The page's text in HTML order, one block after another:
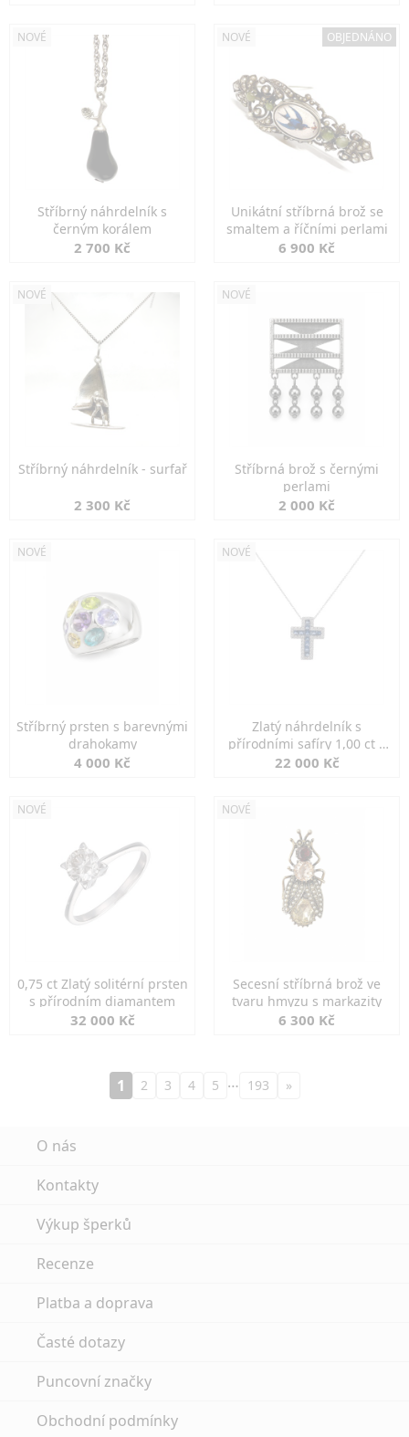
NOVÉ
Stříbrný náhrdelník s
černým korálem
2 700 Kč
NOVÉ OBJEDNÁNO
Unikátní stříbrná brož se
smaltem a říčními perlami
6 900 Kč
NOVÉ
Stříbrný náhrdelník - surfař
2 300 Kč
NOVÉ
Stříbrná brož s černými
perlami
2 000 Kč
NOVÉ
Stříbrný prsten s barevnými
drahokamy
4 000 Kč
NOVÉ
Zlatý náhrdelník s
přírodními safíry 1,00 ct a
diamanty
22 000 Kč
NOVÉ
0,75 ct Zlatý solitérní prsten
s přírodním diamantem
32 000 Kč
NOVÉ
Secesní stříbrná brož ve
tvaru hmyzu s markazity
6 300 Kč
1 2 3 4 5 … 193 »
O nás
Kontakty
Výkup šperků
Recenze
Platba a doprava
Časté dotazy
Puncovní značky
Obchodní podmínky